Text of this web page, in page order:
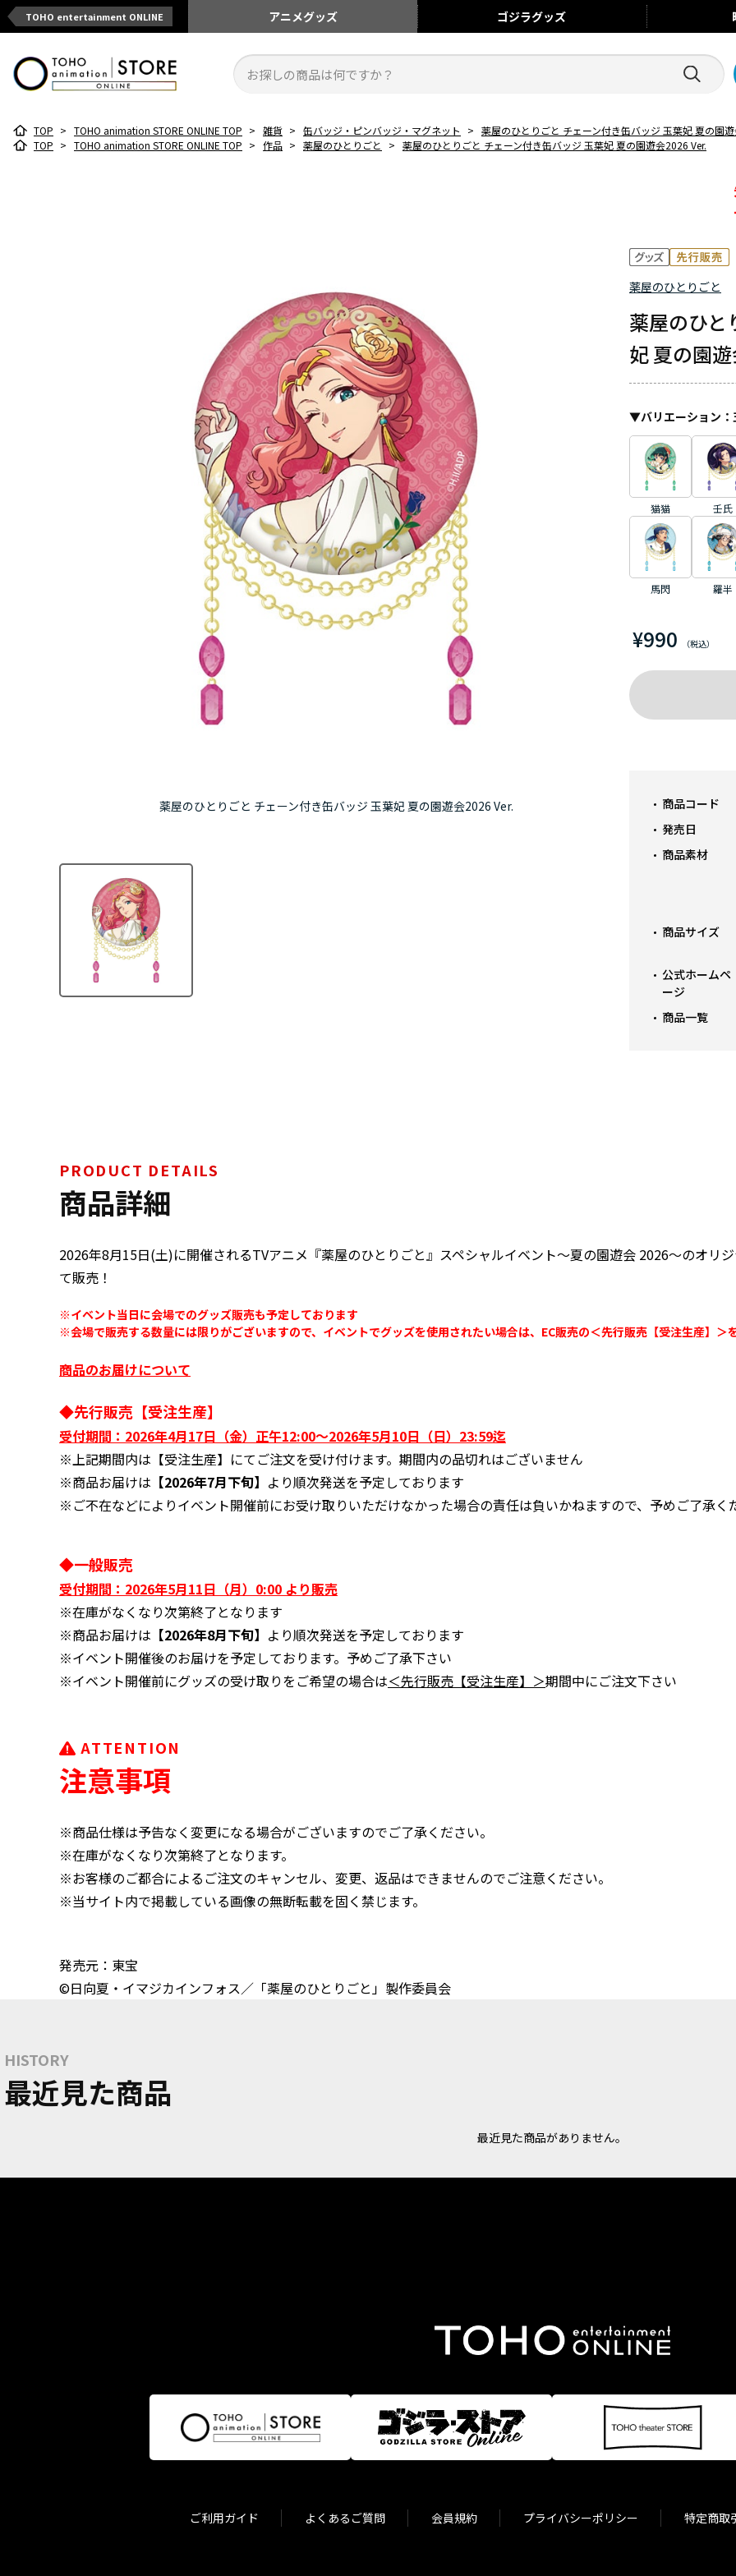
TOHO entertainment ONLINE アニメグッズ ゴジラグッズ
TOP > TOHO animation STORE ONLINE TOP > 雑貨 > 缶バッジ・ピンバッジ・マグネット > 薬屋のひとりごと チェーン付き缶バッジ 玉葉妃 夏の園
TOP > TOHO animation STORE ONLINE TOP > 作品 > 薬屋のひとりごと > 薬屋のひとりごと チェーン付き缶バッジ 玉葉妃 夏の園遊会2026 Ver.
薬屋のひとりごと チェーン付き缶バッジ 玉葉妃 夏の園遊会2026 Ver.
薬屋のひとりごと
薬屋のひと
妃 夏の園
¥990
商品コード
発売日
商品素材
商品サイズ
公式ホームペ
ージ
商品一覧
▼バリエーション ：
猫猫 壬氏
馬閃 羅半
PRODUCT DETAILS
商品詳細
2026年8月15日(土)に開催されるTVアニメ『薬屋のひとりごと』スペシャルイベント～夏の園遊会 2026～のオリ
て販売！
※イベント当日に会場でのグッズ販売も予定しております
※会場で販売する数量には限りがございますので、イベントでグッズを使用されたい場合は、EC販売の＜先行販売【受注生産】＞
商品のお届けについて
◆先行販売【受注生産】
受付期間：2026年4月17日（金）正午12:00～2026年5月10日（日）23:59迄
※上記期間内は【受注生産】にてご注文を受け付けます。期間内の品切れはございません
※商品お届けは 【2026年7月下旬】 より順次発送を予定しております
※ご不在などによりイベント開催前にお受け取りいただけなかった場合の責任は負いかねますので、予めご了承く
◆一般販売
受付期間：2026年5月11日（月）0:00 より販売
※在庫がなくなり次第終了となります
※商品お届けは 【2026年8月下旬】 より順次発送を予定しております
※イベント開催後のお届けを予定しております。予めご了承下さい
※イベント開催前にグッズの受け取りをご希望の場合は＜先行販売【受注生産】＞期間中にご注文下さい
ATTENTION
注意事項
※商品仕様は予告なく変更になる場合がございますのでご了承ください。
※在庫がなくなり次第終了となります。
※お客様のご都合によるご注文のキャンセル、変更、返品はできませんのでご注意ください。
※当サイト内で掲載している画像の無断転載を固く禁じます。
発売元：東宝
©日向夏・イマジカインフォス／「薬屋のひとりごと」製作委員会
HISTORY
最近見た商品
最近見た商品がありません。
ご利用ガイド よくあるご質問 会員規約 プライバシーポリシー 特定商取